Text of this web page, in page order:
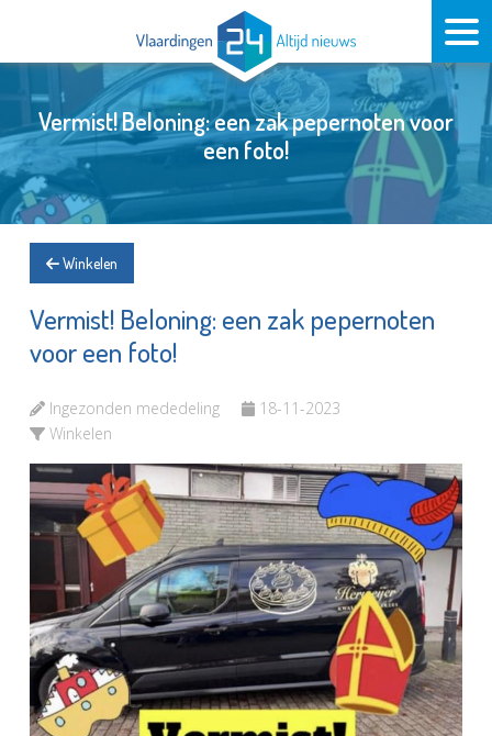
Vermist! Beloning: een zak pepernoten voor
een foto!
Winkelen
Vermist! Beloning: een zak pepernoten
voor een foto!
Ingezonden mededeling
18-11-2023
Winkelen